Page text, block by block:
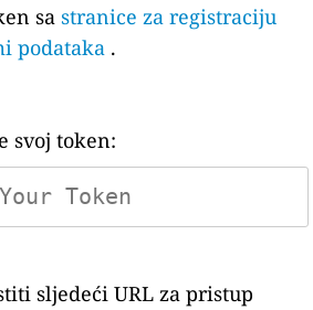
sastranice za registraciju
podataka .
svoj token:
sljedeći URL za pristup